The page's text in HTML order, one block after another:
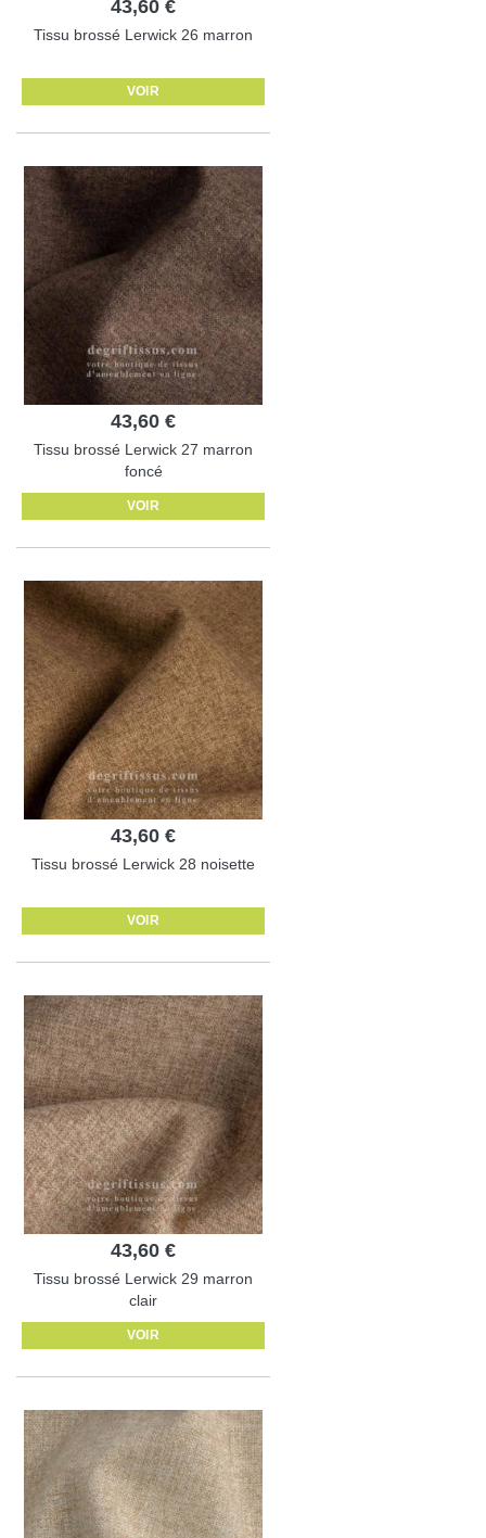
43,60 €
Tissu brossé Lerwick 26 marron
VOIR
43,60 €
Tissu brossé Lerwick 27 marron
foncé
VOIR
43,60 €
Tissu brossé Lerwick 28 noisette
VOIR
43,60 €
Tissu brossé Lerwick 29 marron
clair
VOIR